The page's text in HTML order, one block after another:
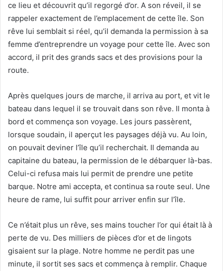
ce lieu et découvrit qu’il regorgé d’or. A son réveil, il se
rappeler exactement de l’emplacement de cette île. Son
rêve lui semblait si réel, qu’il demanda la permission à sa
femme d’entreprendre un voyage pour cette île. Avec son
accord, il prit des grands sacs et des provisions pour la
route.
Après quelques jours de marche, il arriva au port, et vit le
bateau dans lequel il se trouvait dans son rêve. Il monta à
bord et commença son voyage. Les jours passèrent,
lorsque soudain, il aperçut les paysages déjà vu. Au loin,
on pouvait deviner l’île qu’il recherchait. Il demanda au
capitaine du bateau, la permission de le débarquer là-bas.
Celui-ci refusa mais lui permit de prendre une petite
barque. Notre ami accepta, et continua sa route seul. Une
heure de rame, lui suffit pour arriver enfin sur l’île.
Ce n’était plus un rêve, ses mains toucher l’or qui était là à
perte de vu. Des milliers de pièces d’or et de lingots
gisaient sur la plage. Notre homme ne perdit pas une
minute, il sortit ses sacs et commença à remplir. Chaque